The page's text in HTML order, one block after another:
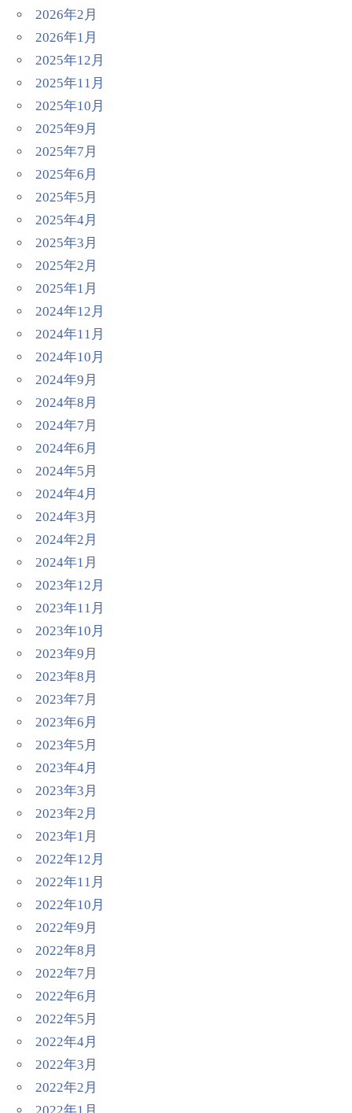
2026年2月
2026年1月
2025年12月
2025年11月
2025年10月
2025年9月
2025年7月
2025年6月
2025年5月
2025年4月
2025年3月
2025年2月
2025年1月
2024年12月
2024年11月
2024年10月
2024年9月
2024年8月
2024年7月
2024年6月
2024年5月
2024年4月
2024年3月
2024年2月
2024年1月
2023年12月
2023年11月
2023年10月
2023年9月
2023年8月
2023年7月
2023年6月
2023年5月
2023年4月
2023年3月
2023年2月
2023年1月
2022年12月
2022年11月
2022年10月
2022年9月
2022年8月
2022年7月
2022年6月
2022年5月
2022年4月
2022年3月
2022年2月
2022年1月